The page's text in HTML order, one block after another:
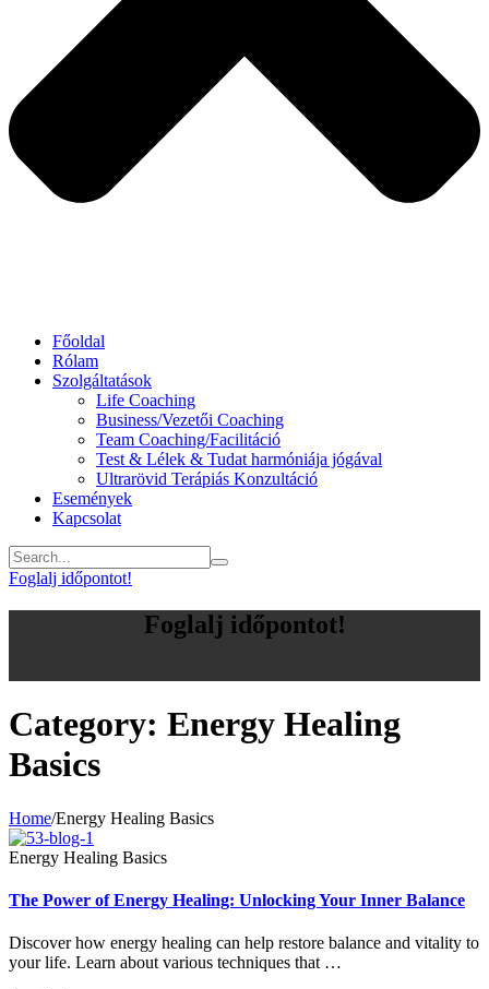
Főoldal
Rólam
Szolgáltatások
Life Coaching
Business/Vezetői Coaching
Team Coaching/Facilitáció
Test & Lélek & Tudat harmóniája jógával
Ultrarövid Terápiás Konzultáció
Események
Kapcsolat
Foglalj időpontot!
Foglalj időpontot!
Category: Energy Healing
Basics
Home/Energy Healing Basics
Energy Healing Basics
The Power of Energy Healing: Unlocking Your Inner Balance
Discover how energy healing can help restore balance and vitality to
your life. Learn about various techniques that …